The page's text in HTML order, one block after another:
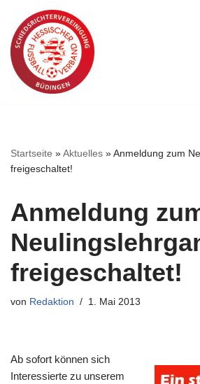
Zum
Inhalt
springen
Startseite »Aktuelles »Anmeldung zum
freigeschaltet!
Anmeldung
freigeschaltet!
von Redaktion 1. Mai 2013
Ab sofort können sich
Interessierte zu unserem